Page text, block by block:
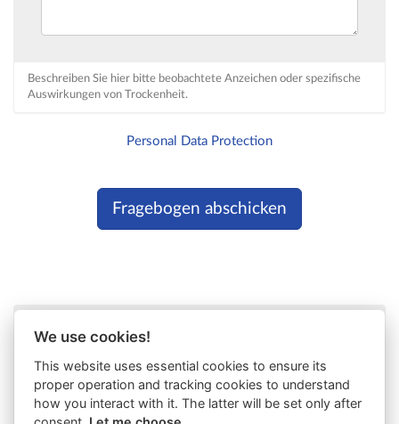
Beschreiben Sie hier bitte beobachtete Anzeichen oder spezifische
Auswirkungen von Trockenheit.
Personal Data Protection
We use cookies!
This website uses essential cookies to ensure its
proper operation and tracking cookies to understand
how you interact with it. The latter will be set only after